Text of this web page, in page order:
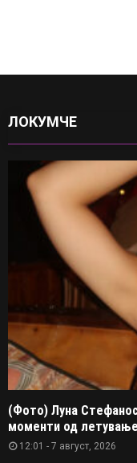
ЛОКУМЧЕ
(Фото) Луна
моменти од
12:01 - 7 август, 2026